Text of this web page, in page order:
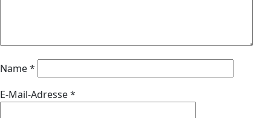
Name*
E-Mail-Adresse*